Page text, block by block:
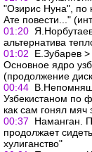
"Озирис Нуна", по
Ате повести..."
01:20
альтернатива
01:02
Е.Зубарев
Основное ядро
(продолжение
00:44
Узбекистаном по
как сам гонял мяч
00:37
Наманган.
продолжает
хулиганство"